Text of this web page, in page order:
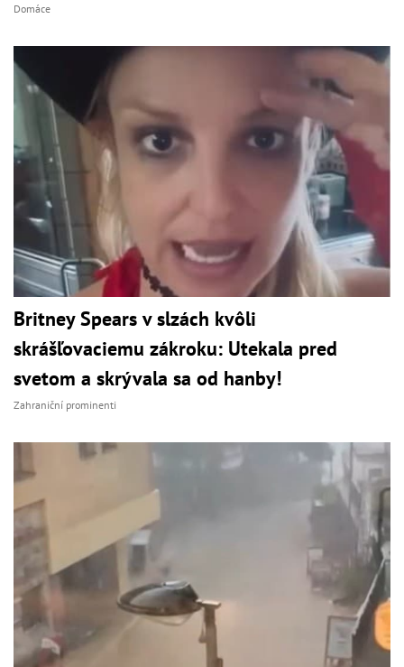
Domáce
Britney Spears v slzách kvôli
skrášľovaciemu zákroku: Utekala pred
svetom a skrývala sa od hanby!
Zahraniční prominenti